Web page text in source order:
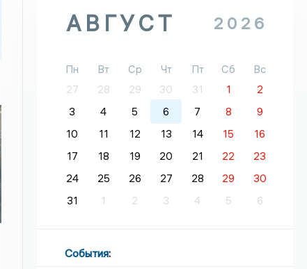
АВГУСТ 2026
Пн Вт Ср Чт Пт Сб
Вс
27
28 29 30 31 1
2
3
4 5 6 7 8
9
10
11 12 13 14 15
16
17
18 19 20 21 22
23
24
25 26 27 28 29
30
31
1 2 3 4 5 6
События: